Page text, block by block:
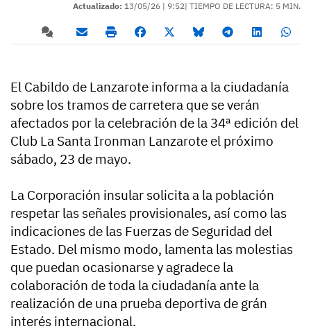
Actualizado: 13/05/26 | 9:52| TIEMPO DE LECTURA: 5 MIN.
El Cabildo de Lanzarote informa a la ciudadanía
sobre los tramos de carretera que se verán
afectados por la celebración de la 34ª edición del
Club La Santa Ironman Lanzarote el próximo
sábado, 23 de mayo.
La Corporación insular solicita a la población
respetar las señales provisionales, así como las
indicaciones de las Fuerzas de Seguridad del
Estado. Del mismo modo, lamenta las molestias
que puedan ocasionarse y agradece la
colaboración de toda la ciudadanía ante la
realización de una prueba deportiva de grán
interés internacional.